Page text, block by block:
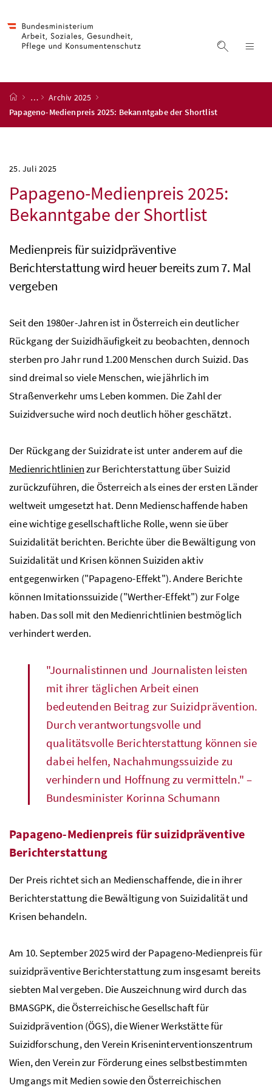
Suche
Startseite
…
Archiv 2025
Papageno-Medienpreis 2025: Bekanntgabe der Shortlist
25. Juli 2025
Papageno-Medienpreis 2025:
Bekanntgabe der Shortlist
Medienpreis für suizidpräventive
Berichterstattung wird heuer bereits zum 7. Mal
vergeben
Seit den 1980er-Jahren ist in Österreich ein deutlicher
Rückgang der Suizidhäufigkeit zu beobachten, dennoch
sterben pro Jahr rund 1.200 Menschen durch Suizid. Das
sind dreimal so viele Menschen, wie jährlich im
Straßenverkehr ums Leben kommen. Die Zahl der
Suizidversuche wird noch deutlich höher geschätzt.
Der Rückgang der Suizidrate ist unter anderem auf die
Medienrichtlinienzur Berichterstattung über Suizid
zurückzuführen, die Österreich als eines der ersten Länder
weltweit umgesetzt hat. Denn Medienschaffende haben
eine wichtige gesellschaftliche Rolle, wenn sie über
Suizidalität berichten. Berichte über die Bewältigung von
Suizidalität und Krisen können Suiziden aktiv
entgegenwirken ("Papageno-Effekt"). Andere Berichte
können Imitationssuizide ("Werther-Effekt") zur Folge
haben. Das soll mit den Medienrichtlinien bestmöglich
verhindert werden.
"Journalistinnen und Journalisten leisten
mit ihrer täglichen Arbeit einen
bedeutenden Beitrag zur Suizidprävention.
Durch verantwortungsvolle und
qualitätsvolle Berichterstattung können sie
dabei helfen, Nachahmungssuizide zu
verhindern und Hoffnung zu vermitteln." –
Bundesminister Korinna Schumann
Papageno-Medienpreis für suizidpräventive
Berichterstattung
Der Preis richtet sich an Medienschaffende, die in ihrer
Berichterstattung die Bewältigung von Suizidalität und
Krisen behandeln.
Am 10. September 2025 wird der Papageno-Medienpreis für
suizidpräventive Berichterstattung zum insgesamt bereits
siebten Mal vergeben. Die Auszeichnung wird durch das
BMASGPK, die Österreichische Gesellschaft für
Suizidprävention (ÖGS), die Wiener Werkstätte für
Suizidforschung, den Verein Kriseninterventionszentrum
Wien, den Verein zur Förderung eines selbstbestimmten
Umgangs mit Medien sowie den Österreichischen